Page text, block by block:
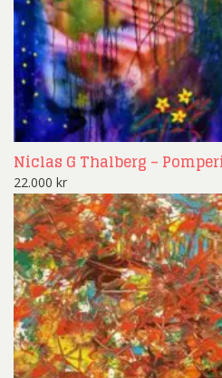
Niclas G Thalberg –
22.000 kr